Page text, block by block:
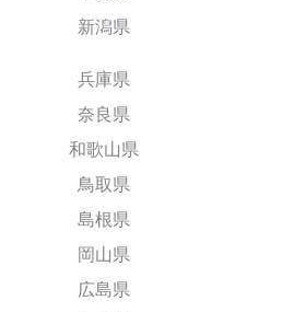
新潟県
兵庫県
奈良県
和歌山県
鳥取県
島根県
岡山県
広島県